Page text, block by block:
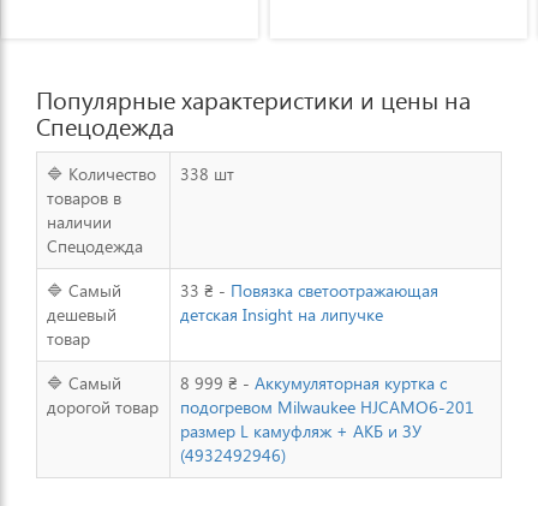
Популярные характеристики и цены на
Спецодежда
🔷 Количество
товаров в
наличии
Спецодежда
338 шт
🔷 Самый
дешевый
товар
33 ₴ - Повязка светоотражающая
детская Insight на липучке
🔷 Самый
дорогой товар
8 999 ₴ - Аккумуляторная куртка с
подогревом Milwaukee HJCAMO6-201
размер L камуфляж + АКБ и ЗУ
(4932492946)